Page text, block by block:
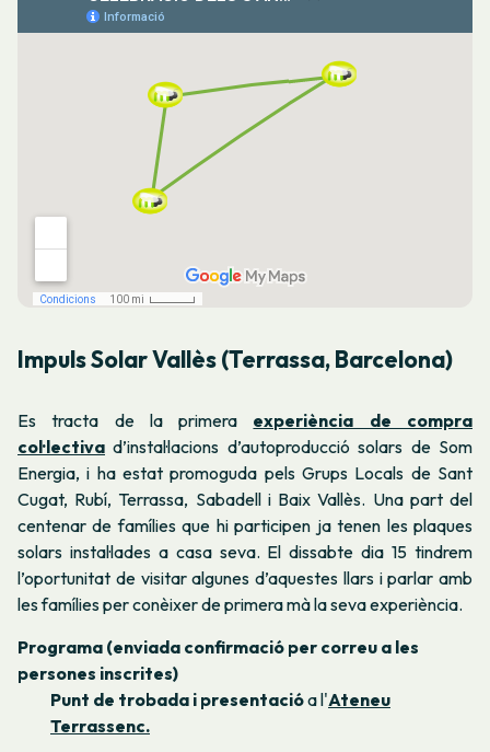
Impuls Solar Vallès (Terrassa, Barcelona)
Es tracta de la primera experiència de compra
col·lectiva d’instal·lacions d’autoproducció solars de Som
Energia, i ha estat promoguda pels Grups Locals de Sant
Cugat, Rubí, Terrassa, Sabadell i Baix Vallès. Una part del
centenar de famílies que hi participen ja tenen les plaques
solars instal·lades a casa seva. El dissabte dia 15 tindrem
l’oportunitat de visitar algunes d’aquestes llars i parlar amb
les famílies per conèixer de primera mà la seva experiència.
Programa (enviada confirmació per correu a les
persones inscrites)
Punt de trobada i presentacióa l'Ateneu
Terrassenc.